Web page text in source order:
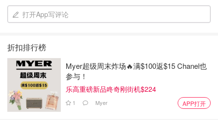
打开App写评论
折扣排行榜
Myer超级周末炸场🔥满$100返$15 Chanel也
参与！
乐高重磅新品咚奇刚街机$224
1 Myer APP打开